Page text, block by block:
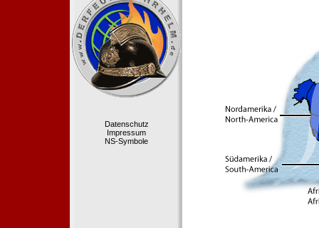
Datenschutz
Impressum
NS-Symbole